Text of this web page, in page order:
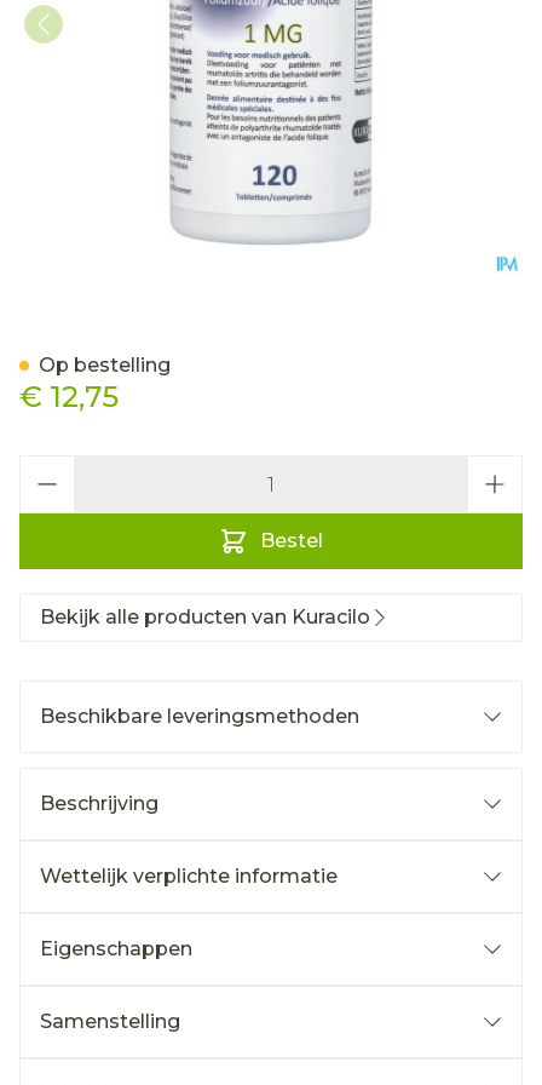
€ 12,75
Bestel
Op bestelling
Bekijk alle producten van Kuracilo
Beschikbare leveringsmethoden
Beschrijving
Wettelijk verplichte informatie
Eigenschappen
Samenstelling